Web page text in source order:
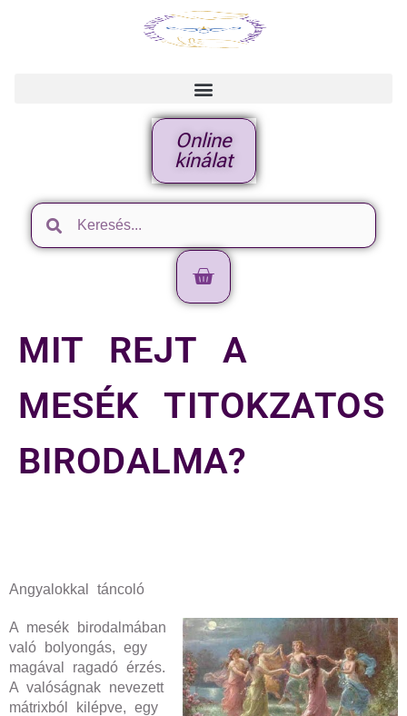
Online
kínálat
MIT REJT A
MESÉK TITOKZATOS
BIRODALMA?
Angyalokkal táncoló
A mesék birodalmában
való bolyongás, egy
magával ragadó érzés.
A valóságnak nevezett
mátrixból kilépve, egy